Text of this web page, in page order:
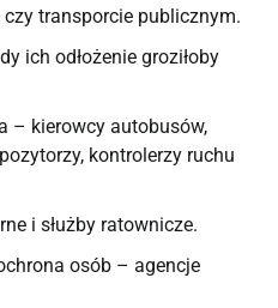
transporcie publicznym.
ich odłożenie groziłoby
– kierowcy autobusów,
kontrolerzy ruchu
i służby ratownicze.
osób – agencje